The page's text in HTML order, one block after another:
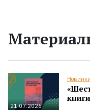
21.07.2026